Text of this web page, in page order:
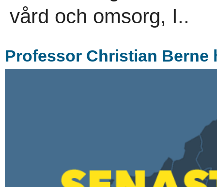
vård och omsorg, I..
Professor Christian Berne